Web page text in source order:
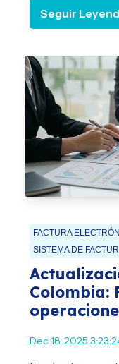
Seguir
FACTURA
SISTEMA DE
Colombia:
Dec 18, 2025